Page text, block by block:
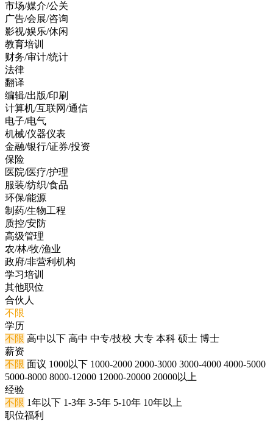
市场/媒介/公关
广告/会展/咨询
影视/娱乐/休闲
教育培训
财务/审计/统计
法律
翻译
编辑/出版/印刷
计算机/互联网/通信
电子/电气
机械/仪器仪表
金融/银行/证券/投资
保险
医院/医疗/护理
服装/纺织/食品
环保/能源
制药/生物工程
质控/安防
高级管理
农/林/牧/渔业
政府/非营利机构
学习培训
其他职位
合伙人
不限
学历
不限 高中以下 高中 中专/技校 大专 本科 硕士 博士
薪资
不限 面议 1000以下 1000-2000 2000-3000 3000-4000 4000-5000
5000-8000 8000-12000 12000-20000 20000以上
经验
不限 1年以下 1-3年 3-5年 5-10年 10年以上
职位福利